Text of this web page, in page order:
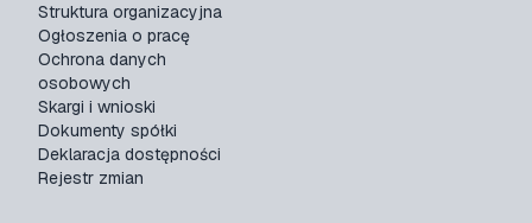
Struktura organizacyjna
Ogłoszenia o pracę
Ochrona danych
osobowych
Skargi i wnioski
Dokumenty spółki
Deklaracja dostępności
Rejestr zmian